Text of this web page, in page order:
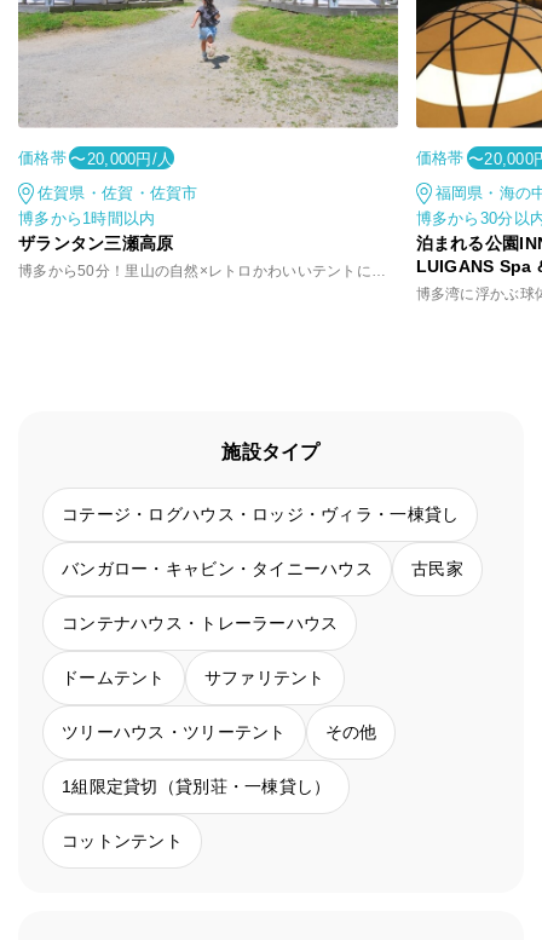
価格帯 〜20,000円/人
佐賀県・佐賀・佐賀市
博多から1時間以内
ザランタン三瀬高原
博多から50分！里山の自然×レトロかわいいテントに泊まる非日常
価格帯 〜20,000
福岡県・海の
博多から30分以
泊まれる公園
LUIGANS Spa
博多湾に浮かぶ球
施設タイプ
コテージ・ログハウス・ロッジ・ヴィラ・一棟貸し
バンガロー・キャビン・タイニーハウス 古民家
コンテナハウス・トレーラーハウス
ドームテント サファリテント
ツリーハウス・ツリーテント その他
1組限定貸切（貸別荘・一棟貸し）
コットンテント